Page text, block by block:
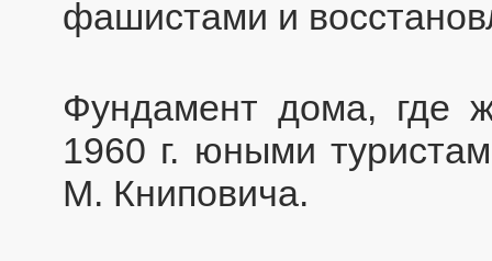
фашистами и
Фундамент дома, где
1960 г. юными
М. Книповича.